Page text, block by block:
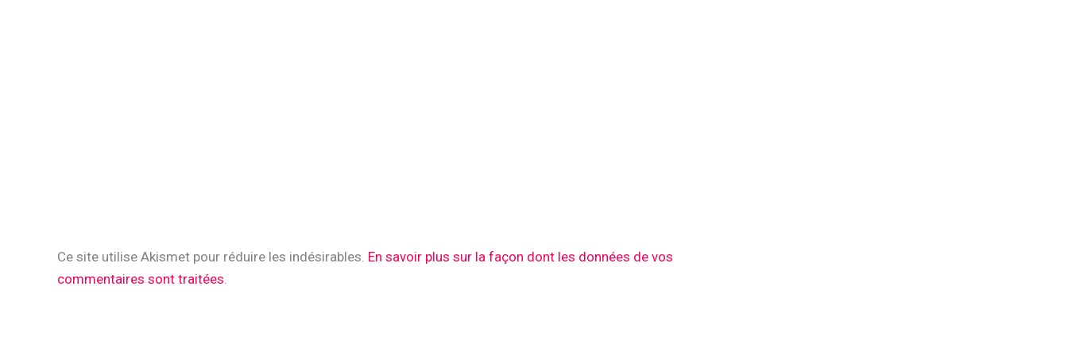
Ce site utilise Akismet pour réduire les indésirables. En savoir plus sur la façon dont les données de vos
commentaires sont traitées.